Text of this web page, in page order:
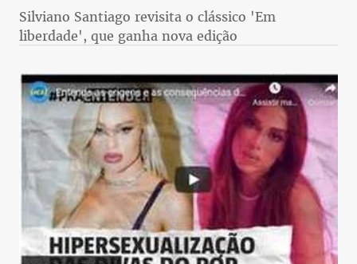
Silviano Santiago revisita o clássico 'Em
liberdade', que ganha nova edição